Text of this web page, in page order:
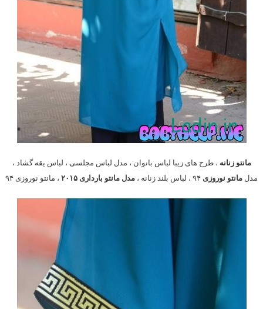
مانتو زنانه ، طرح های زیبا لباس بانوان ، مدل لباس مجلسی ، لباس یقه گشاد ،
مدل مانتو نوروزی مدل مانتو بارداری ۲۰۱۵ ، مانتو نوروزی ۹۴